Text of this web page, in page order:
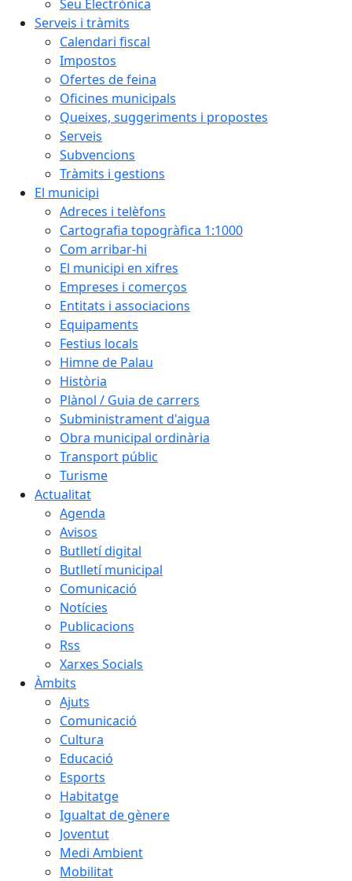
Seu Electrònica
Serveis i tràmits
Calendari fiscal
Impostos
Ofertes de feina
Oficines municipals
Queixes, suggeriments i propostes
Serveis
Subvencions
Tràmits i gestions
El municipi
Adreces i telèfons
Cartografia topogràfica 1:1000
Com arribar-hi
El municipi en xifres
Empreses i comerços
Entitats i associacions
Equipaments
Festius locals
Himne de Palau
Història
Plànol / Guia de carrers
Subministrament d'aigua
Obra municipal ordinària
Transport públic
Turisme
Actualitat
Agenda
Avisos
Butlletí digital
Butlletí municipal
Comunicació
Notícies
Publicacions
Rss
Xarxes Socials
Àmbits
Ajuts
Comunicació
Cultura
Educació
Esports
Habitatge
Igualtat de gènere
Joventut
Medi Ambient
Mobilitat